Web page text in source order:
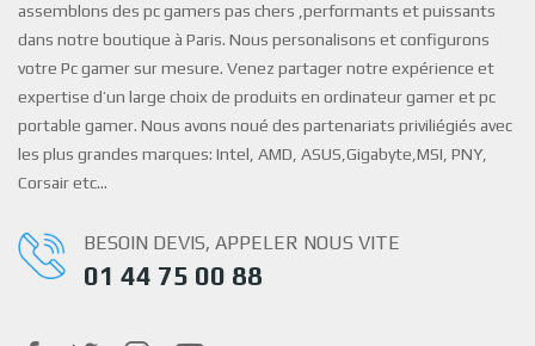
assemblons des pc gamers pas chers ,performants et puissants
dans notre boutique à Paris. Nous personalisons et configurons
votre Pc gamer sur mesure. Venez partager notre expérience et
expertise d’un large choix de produits en ordinateur gamer et pc
portable gamer. Nous avons noué des partenariats priviliégiés avec
les plus grandes marques: Intel, AMD, ASUS,Gigabyte,MSI, PNY,
Corsair etc…
BESOIN DEVIS, APPELER NOUS VITE
01 44 75 00 88